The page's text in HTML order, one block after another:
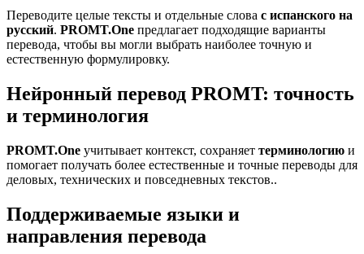
Переводите целые тексты и отдельные слова с испанского на
русский. PROMT.One предлагает подходящие варианты
перевода, чтобы вы могли выбрать наиболее точную и
естественную формулировку.
Нейронный перевод PROMT: точность
и терминология
PROMT.One учитывает контекст, сохраняет терминологию и
помогает получать более естественные и точные переводы для
деловых, технических и повседневных текстов..
Поддерживаемые языки и
направления перевода